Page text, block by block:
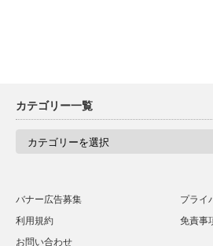
カテゴリー一覧
覧バナー広告募集
プライ
利用規約
免責事
お問い合わせ